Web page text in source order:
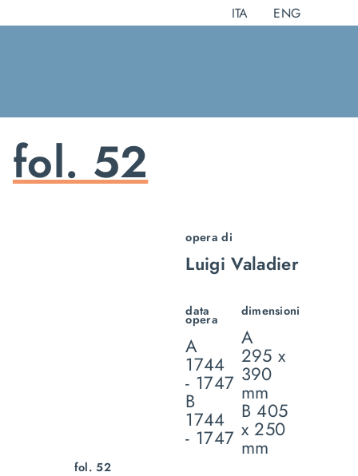
al
ITA ENG
fol. 52
fol. 52
opera di
Luigi Valadier
data
opera
A
1744
- 1747
B
1744
- 1747
dimensioni
A
295 x
390
mm
B 405
x 250
mm